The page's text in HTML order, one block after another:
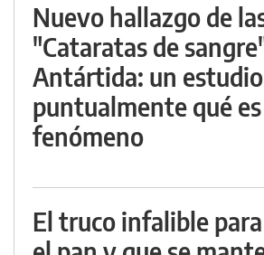
Nuevo hallazgo de
"Cataratas de
Antártida: un
puntualmente qué
fenómeno
El truco infalible